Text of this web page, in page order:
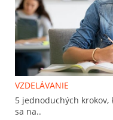
VZDELÁVANIE
5 jednoduchých
sa na..